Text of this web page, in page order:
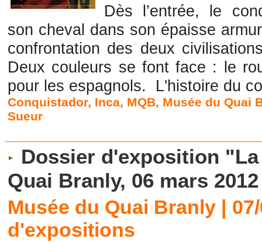
Dès l’entrée, le
son cheval dans son épaisse
confrontation des deux
Deux couleurs se font face : le
pour les espagnols. L'histoire du
Conquistador, Inca, MQB, Musée du Quai
Sueur
Dossier d'exposition
Quai Branly, 06 mars
Musée du Quai Branly |
d'expositions